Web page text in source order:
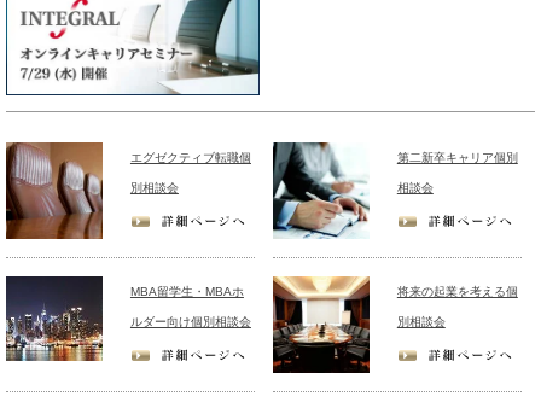
エグゼクティブ転職個
別相談会
第二新卒キャリア個別
相談会
MBA留学生・MBAホ
ルダー向け個別相談会
将来の起業を考える個
別相談会